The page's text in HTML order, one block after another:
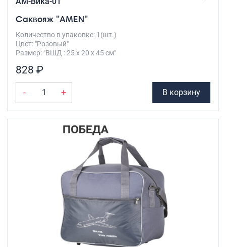
Саквояж "AMEN"
Количество в упаковке: 1(шт.)
Цвет: "Розовый"
Размер: "ВШД : 25 х 20 х 45 см"
828 ₽
- + В корзину